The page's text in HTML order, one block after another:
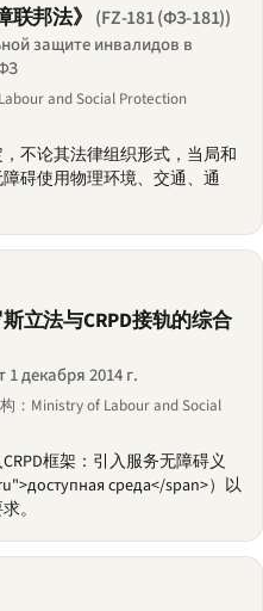
联邦法》 (FZ-181 (ФЗ-181))
защите инвалидов в
and Social Protection
不论其法律组织形式，当局和
碍使用物理环境、交通、通
立法与CRPD接轨的综合
декабря 2014 г.
：Ministry of Labour and Social
框架：引入服务无障碍义
среда</span>）以
。